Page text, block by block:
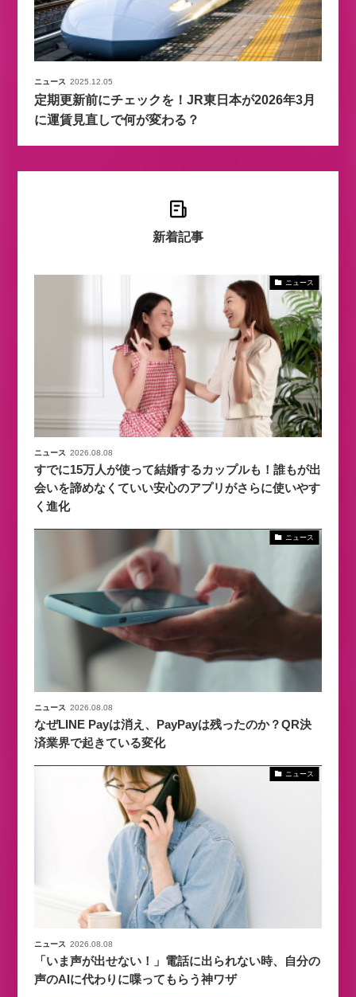
ニュース 2025.12.05
定期更新前にチェックを！JR東日本が2026年3月
に運賃見直しで何が変わる？
新着記事
ニュース
ニュース 2026.08.08
すでに15万人が使って結婚するカップルも！誰もが出
会いを諦めなくていい安心のアプリがさらに使いやす
く進化
ニュース
ニュース 2026.08.08
なぜLINE Payは消え、PayPayは残ったのか？QR決
済業界で起きている変化
ニュース
ニュース 2026.08.08
「いま声が出せない！」電話に出られない時、自分の
声のAIに代わりに喋ってもらう神ワザ